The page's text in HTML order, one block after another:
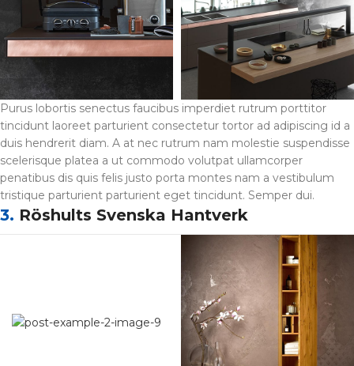
Purus lobortis senectus faucibus imperdiet rutrum porttitor
tincidunt laoreet parturient consectetur tortor ad adipiscing id a
duis hendrerit diam. A at nec rutrum nam molestie suspendisse
scelerisque platea a ut commodo volutpat ullamcorper
penatibus dis quis felis justo porta montes nam a vestibulum
tristique parturient parturient eget tincidunt. Semper dui.
3. Röshults Svenska Hantverk